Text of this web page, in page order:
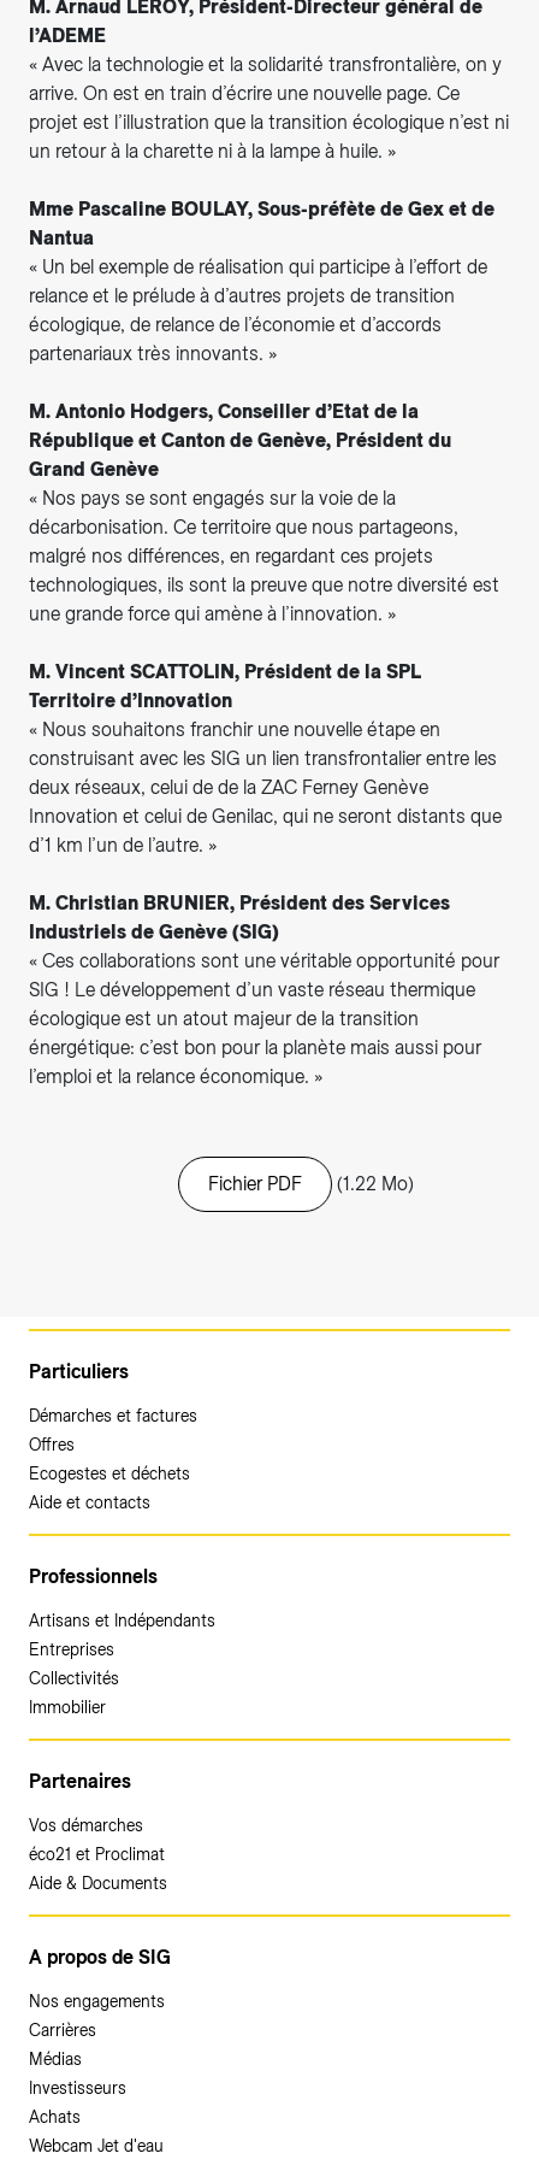
M. Arnaud LEROY, Président-Directeur général de
l’ADEME
« Avec la technologie et la solidarité transfrontalière, on y
arrive. On est en train d’écrire une nouvelle page. Ce
projet est l’illustration que la transition écologique n’est ni
un retour à la charette ni à la lampe à huile. »
Mme Pascaline BOULAY, Sous-préfète de Gex et de
Nantua
« Un bel exemple de réalisation qui participe à l’effort de
relance et le prélude à d’autres projets de transition
écologique, de relance de l’économie et d’accords
partenariaux très innovants. »
M. Antonio Hodgers, Conseiller d’Etat de la
République et Canton de Genève, Président du
Grand Genève
« Nos pays se sont engagés sur la voie de la
décarbonisation. Ce territoire que nous partageons,
malgré nos différences, en regardant ces projets
technologiques, ils sont la preuve que notre diversité est
une grande force qui amène à l’innovation. »
M. Vincent SCATTOLIN, Président de la SPL
Territoire d’Innovation
« Nous souhaitons franchir une nouvelle étape en
construisant avec les SIG un lien transfrontalier entre les
deux réseaux, celui de de la ZAC Ferney Genève
Innovation et celui de Genilac, qui ne seront distants que
d’1 km l’un de l’autre. »
M. Christian BRUNIER, Président des Services
Industriels de Genève (SIG)
« Ces collaborations sont une véritable opportunité pour
SIG ! Le développement d’un vaste réseau thermique
écologique est un atout majeur de la transition
énergétique: c’est bon pour la planète mais aussi pour
l’emploi et la relance économique. »
Fichier PDF (1.22 Mo)
Particuliers
Démarches et factures
Offres
Ecogestes et déchets
Aide et contacts
Professionnels
Artisans et Indépendants
Entreprises
Collectivités
Immobilier
Partenaires
Vos démarches
éco21 et Proclimat
Aide & Documents
A propos de SIG
Nos engagements
Carrières
Médias
Investisseurs
Achats
Webcam Jet d'eau